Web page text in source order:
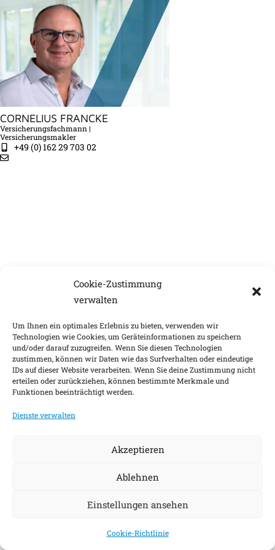
Cookie-Zustimmung
verwalten
Um Ihnen ein optimales Erlebnis zu bieten, verwenden wir
Technologien wie Cookies, um Geräteinformationen zu speichern
und/oder darauf zuzugreifen. Wenn Sie diesen Technologien
zustimmen, können wir Daten wie das Surfverhalten oder eindeutige
IDs auf dieser Website verarbeiten. Wenn Sie deine Zustimmung nicht
erteilen oder zurückziehen, können bestimmte Merkmale und
Funktionen beeinträchtigt werden.
Dienste verwalten
Akzeptieren
Ablehnen
Einstellungen ansehen
Cookie-Richtlinie
CORNELIUS FRANCKE
Versicherungsfachmann |
Versicherungsmakler
+49 (0) 162 29 703 02